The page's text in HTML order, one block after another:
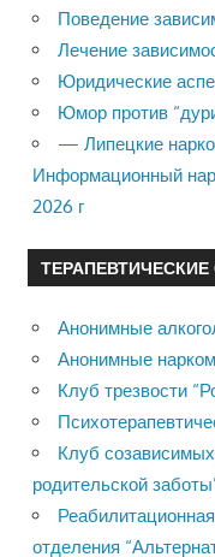
Поведение
Лечение
Юридические
Юмор против
— Липецкие
Информационный
2026 г
Анонимные
Анонимные
Клуб трезвости
Клуб
родительской
отделения